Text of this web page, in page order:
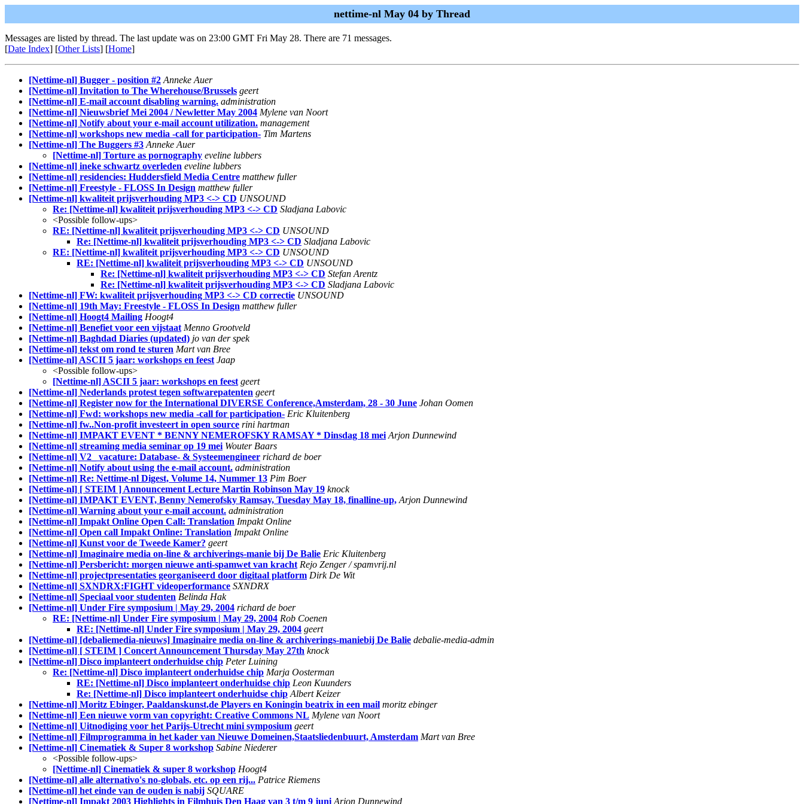
nettime-nl May 04 by Thread
Messages are listed by thread. The last update was on 23:00 GMT Fri May 28. There are 71 messages.
[Date Index] [Other Lists] [Home]
[Nettime-nl] Bugger - position #2 Anneke Auer
[Nettime-nl] Invitation to The Wherehouse/Brussels geert
[Nettime-nl] E-mail account disabling warning. administration
[Nettime-nl] Nieuwsbrief Mei 2004 / Newletter May 2004 Mylene van Noort
[Nettime-nl] Notify about your e-mail account utilization. management
[Nettime-nl] workshops new media -call for participation- Tim Martens
[Nettime-nl] The Buggers #3 Anneke Auer
[Nettime-nl] Torture as pornography eveline lubbers
[Nettime-nl] ineke schwartz overleden eveline lubbers
[Nettime-nl] residencies: Huddersfield Media Centre matthew fuller
[Nettime-nl] Freestyle - FLOSS In Design matthew fuller
[Nettime-nl] kwaliteit prijsverhouding MP3 <-> CD UNSOUND
Re: [Nettime-nl] kwaliteit prijsverhouding MP3 <-> CD Sladjana Labovic
<Possible follow-ups>
RE: [Nettime-nl] kwaliteit prijsverhouding MP3 <-> CD UNSOUND
Re: [Nettime-nl] kwaliteit prijsverhouding MP3 <-> CD Sladjana Labovic
RE: [Nettime-nl] kwaliteit prijsverhouding MP3 <-> CD UNSOUND
RE: [Nettime-nl] kwaliteit prijsverhouding MP3 <-> CD UNSOUND
Re: [Nettime-nl] kwaliteit prijsverhouding MP3 <-> CD Stefan Arentz
Re: [Nettime-nl] kwaliteit prijsverhouding MP3 <-> CD Sladjana Labovic
[Nettime-nl] FW: kwaliteit prijsverhouding MP3 <-> CD correctie UNSOUND
[Nettime-nl] 19th May: Freestyle - FLOSS In Design matthew fuller
[Nettime-nl] Hoogt4 Mailing Hoogt4
[Nettime-nl] Benefiet voor een vijstaat Menno Grootveld
[Nettime-nl] Baghdad Diaries (updated) jo van der spek
[Nettime-nl] tekst om rond te sturen Mart van Bree
[Nettime-nl] ASCII 5 jaar: workshops en feest Jaap
<Possible follow-ups>
[Nettime-nl] ASCII 5 jaar: workshops en feest geert
[Nettime-nl] Nederlands protest tegen softwarepatenten geert
[Nettime-nl] Register now for the International DIVERSE Conference,Amsterdam, 28 - 30 June Johan Oomen
[Nettime-nl] Fwd: workshops new media -call for participation- Eric Kluitenberg
[Nettime-nl] fw..Non-profit investeert in open source rini hartman
[Nettime-nl] IMPAKT EVENT * BENNY NEMEROFSKY RAMSAY * Dinsdag 18 mei Arjon Dunnewind
[Nettime-nl] streaming media seminar op 19 mei Wouter Baars
[Nettime-nl] V2_ vacature: Database- & Systeemengineer richard de boer
[Nettime-nl] Notify about using the e-mail account. administration
[Nettime-nl] Re: Nettime-nl Digest, Volume 14, Nummer 13 Pim Boer
[Nettime-nl] [ STEIM ] Announcement Lecture Martin Robinson May 19 knock
[Nettime-nl] IMPAKT EVENT, Benny Nemerofsky Ramsay, Tuesday May 18, finalline-up, Arjon Dunnewind
[Nettime-nl] Warning about your e-mail account. administration
[Nettime-nl] Impakt Online Open Call: Translation Impakt Online
[Nettime-nl] Open call Impakt Online: Translation Impakt Online
[Nettime-nl] Kunst voor de Tweede Kamer? geert
[Nettime-nl] Imaginaire media on-line & archiverings-manie bij De Balie Eric Kluitenberg
[Nettime-nl] Persbericht: morgen nieuwe anti-spamwet van kracht Rejo Zenger / spamvrij.nl
[Nettime-nl] projectpresentaties georganiseerd door digitaal platform Dirk De Wit
[Nettime-nl] SXNDRX:FIGHT videoperformance SXNDRX
[Nettime-nl] Speciaal voor studenten Belinda Hak
[Nettime-nl] Under Fire symposium | May 29, 2004 richard de boer
RE: [Nettime-nl] Under Fire symposium | May 29, 2004 Rob Coenen
RE: [Nettime-nl] Under Fire symposium | May 29, 2004 geert
[Nettime-nl] [debaliemedia-nieuws] Imaginaire media on-line & archiverings-maniebij De Balie debalie-media-admin
[Nettime-nl] [ STEIM ] Concert Announcement Thursday May 27th knock
[Nettime-nl] Disco implanteert onderhuidse chip Peter Luining
Re: [Nettime-nl] Disco implanteert onderhuidse chip Marja Oosterman
RE: [Nettime-nl] Disco implanteert onderhuidse chip Leon Kuunders
Re: [Nettime-nl] Disco implanteert onderhuidse chip Albert Keizer
[Nettime-nl] Moritz Ebinger, Paaldanskunst,de Players en Koningin beatrix in een mail moritz ebinger
[Nettime-nl] Een nieuwe vorm van copyright: Creative Commons NL Mylene van Noort
[Nettime-nl] Uitnodiging voor het Parijs-Utrecht mini symposium geert
[Nettime-nl] Filmprogramma in het kader van Nieuwe Domeinen,Staatsliedenbuurt, Amsterdam Mart van Bree
[Nettime-nl] Cinematiek & Super 8 workshop Sabine Niederer
<Possible follow-ups>
[Nettime-nl] Cinematiek & super 8 workshop Hoogt4
[Nettime-nl] alle alternativo's no-globals, etc. op een rij... Patrice Riemens
[Nettime-nl] het einde van de ouden is nabij SQUARE
[Nettime-nl] Impakt 2003 Highlights in Filmhuis Den Haag van 3 t/m 9 juni Arjon Dunnewind